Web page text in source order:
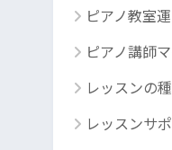
ピアノ教室
ピアノ講師
レッスンの
レッスンサ